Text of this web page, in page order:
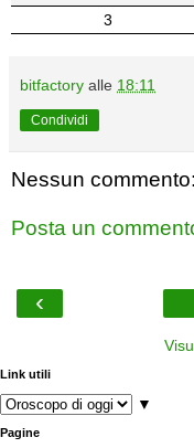
3
bitfactory alle 18:11
Condividi
Nessun commento:
Posta un
‹
Link utili
▼
Pagine